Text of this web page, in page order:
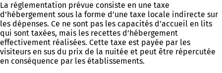
La réglementation prévue consiste en une taxe
d’hébergement sous la forme d’une taxe locale indirecte sur
les dépenses. Ce ne sont pas les capacités d’accueil en lits
qui sont taxées, mais les recettes d’hébergement
effectivement réalisées. Cette taxe est payée par les
visiteurs en sus du prix de la nuitée et peut être répercutée
en conséquence par les établissements.